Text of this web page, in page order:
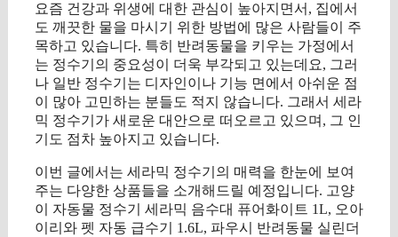
요즘 건강과 위생에 대한 관심이 높아지면서, 집에서
도 깨끗한 물을 마시기 위한 방법에 많은 사람들이 주
목하고 있습니다. 특히 반려동물을 키우는 가정에서
는 정수기의 중요성이 더욱 부각되고 있는데요, 그러
나 일반 정수기는 디자인이나 기능 면에서 아쉬운 점
이 많아 고민하는 분들도 적지 않습니다. 그래서 세라
믹 정수기가 새로운 대안으로 떠오르고 있으며, 그 인
기도 점차 높아지고 있습니다.
이번 글에서는 세라믹 정수기의 매력을 한눈에 보여
주는 다양한 상품들을 소개해드릴 예정입니다. 고양
이 자동물 정수기 세라믹 음수대 퓨어화이트 1L, 오아
이리와 펫 자동 급수기 1.6L, 파우시 반려동물 실린더